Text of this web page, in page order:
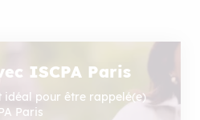
ISCPA Paris
idéal pour être rappelé(e)
Paris